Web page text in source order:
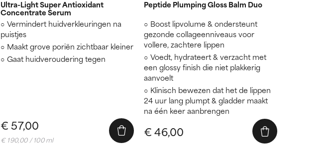
Ultra-Light Super Antioxidant
Concentrate Serum
Vermindert huidverkleuringen na
puistjes
Maakt grove poriën zichtbaar kleiner
Gaat huidveroudering tegen
€ 57,00
€ 190,00 / 100 ml
Peptide Plumping Gloss Balm Duo
Boost lipvolume & ondersteunt
gezonde collageenniveaus voor
vollere, zachtere lippen
Voedt, hydrateert & verzacht met
een glossy finish die niet plakkerig
aanvoelt
Klinisch bewezen dat het de lippen
24 uur lang plumpt & gladder maakt
na één keer aanbrengen
€ 46,00